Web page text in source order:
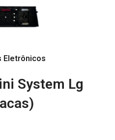
Eletrônicos
System Lg